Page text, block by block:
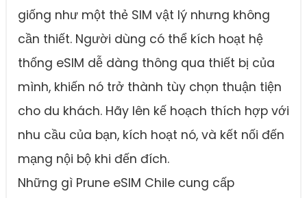
giống như một thẻ SIM vật lý nhưng không
cần thiết. Người dùng có thể kích hoạt hệ
thống eSIM dễ dàng thông qua thiết bị của
mình, khiến nó trở thành tùy chọn thuận tiện
cho du khách. Hãy lên kế hoạch thích hợp với
nhu cầu của bạn, kích hoạt nó, và kết nối đến
mạng nội bộ khi đến đích.
Những gì Prune eSIM Chile cung cấp